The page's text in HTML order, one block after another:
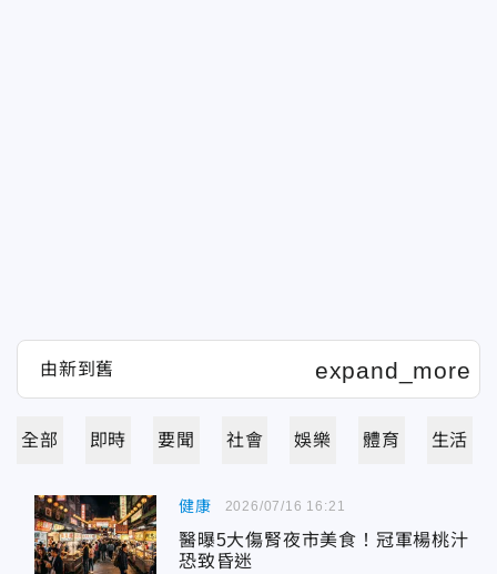
全部 即時 要聞 社會 娛樂 體育 生活
健康
醫曝5大傷腎夜市美食！冠軍楊桃汁
恐致昏迷
2026/07/16 16:21